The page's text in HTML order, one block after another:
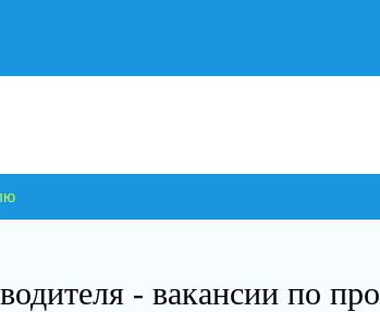
- вакансии по